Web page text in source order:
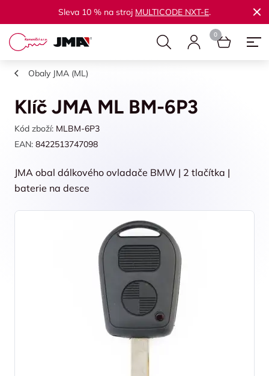
Sleva 10 % na stroj MULTICODE NXT-E.
Obaly JMA (ML)
Klíč JMA ML BM-6P3
Kód zboží: MLBM-6P3
EAN: 8422513747098
JMA obal dálkového ovladače BMW | 2 tlačítka |
baterie na desce